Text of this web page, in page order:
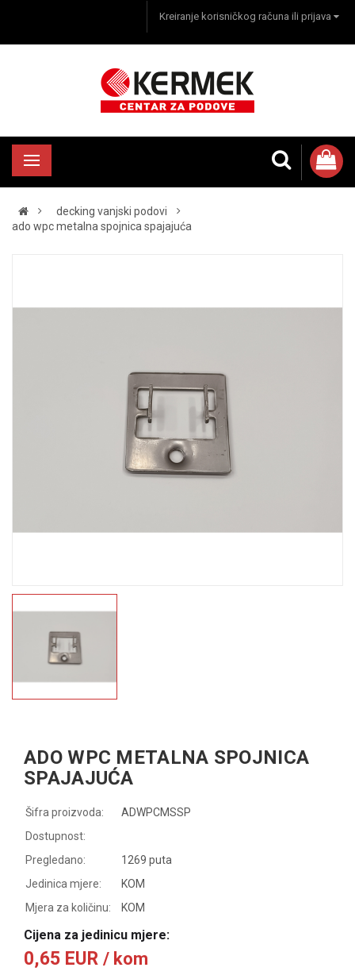
Kreiranje korisničkog računa ili prijava
decking vanjski podovi
ado wpc metalna spojnica spajajuća
ADO WPC METALNA SPOJNICA
SPAJAJUĆA
Šifra proizvoda:
ADWPCMSSP
Dostupnost:
Pregledano:
1269 puta
Jedinica mjere:
KOM
Mjera za količinu:
KOM
Cijena za jedinicu mjere:
0,65 EUR / kom